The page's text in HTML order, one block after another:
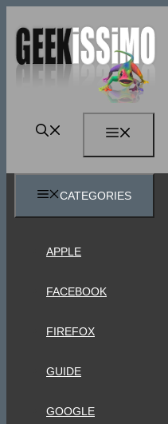
contenuto
CATEGORIES
APPLE
FACEBOOK
FIREFOX
GUIDE
GOOGLE